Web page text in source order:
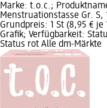
Marke: t.o.c.;
Menstruationstasse Gr. S,
Grundpreis: 1 St (8,95 € je
Grafik; Verfügbarkeit:
Status rot Alle dm-Märkte